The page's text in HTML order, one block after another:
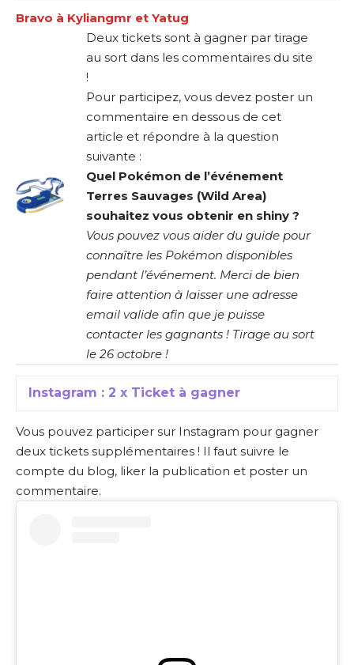
Bravo à Kyliangmr et Yatug
Deux tickets sont à gagner par tirage
au sort dans les commentaires du site
!
Pour participez, vous devez poster un
commentaire en dessous de cet
article et répondre à la question
suivante :
Quel Pokémon de l’événement
Terres Sauvages (Wild Area)
souhaitez vous obtenir en shiny ?
Vous pouvez vous aider du guide pour
connaître les Pokémon disponibles
pendant l’événement. Merci de bien
faire attention à laisser une adresse
email valide afin que je puisse
contacter les gagnants ! Tirage au sort
le 26 octobre !
Instagram : 2 x Ticket à gagner
Vous pouvez participer sur Instagram pour gagner
deux tickets supplémentaires ! Il faut suivre le
compte du blog, liker la publication et poster un
commentaire.